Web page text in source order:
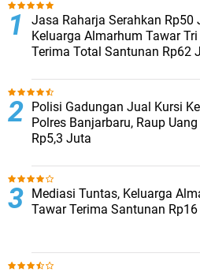
Jasa Raharja Serahkan Rp50
Keluarga Almarhum Tawar
Terima Total Santunan Rp62
Polisi Gadungan Jual Kursi
Polres Banjarbaru, Raup
Rp5,3 Juta
Mediasi Tuntas, Keluarga
Tawar Terima Santunan